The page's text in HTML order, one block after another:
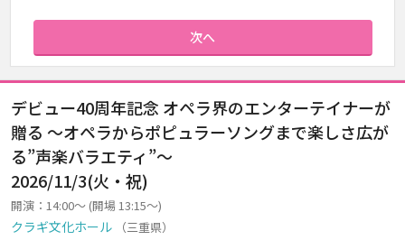
次へ
デビュー40周年記念 オペラ界のエンターテイナーが
贈る ～オペラからポピュラーソングまで楽しさ広が
る”声楽バラエティ”～
2026/11/3(火・祝)
開演：14:00～ (開場 13:15～)
クラギ文化ホール （三重県）